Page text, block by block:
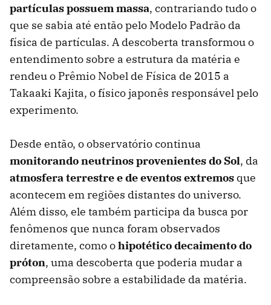
partículas possuem massa, contrariando tudo o
que se sabia até então pelo Modelo Padrão da
física de partículas. A descoberta transformou o
entendimento sobre a estrutura da matéria e
rendeu o Prêmio Nobel de Física de 2015 a
Takaaki Kajita, o físico japonês responsável pelo
experimento.
Desde então, o observatório continua
monitorando neutrinos provenientes do Sol, da
atmosfera terrestre e de eventos extremos que
acontecem em regiões distantes do universo.
Além disso, ele também participa da busca por
fenômenos que nunca foram observados
diretamente, como ohipotético decaimento do
próton, uma descoberta que poderia mudar a
compreensão sobre a estabilidade da matéria.